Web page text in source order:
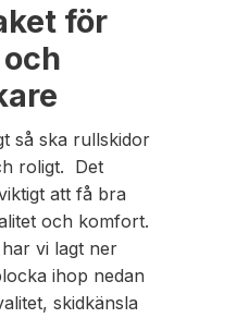
för
så ska rullskidor
roligt. Det
att få bra
och komfort.
vi lagt ner
ihop nedan
skidkänsla